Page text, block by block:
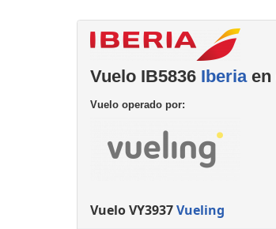
Vuelo IB5836 Iberiaen
Vuelo operado por:
Vuelo VY3937Vueling